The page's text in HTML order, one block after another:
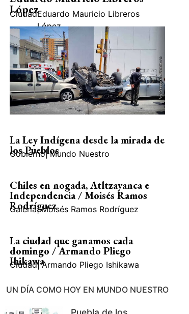
López
CiudadEduardo Mauricio Libreros
López
La Ley Indígena desde la mirada de
los Pueblos
Gobierno| Mundo Nuestro
Chiles en nogada, Atltzayanca e
Independencia / Moisés Ramos
Rodríguez
Galería| Moisés Ramos Rodríguez
La ciudad que ganamos cada
domingo / Armando Pliego
Ihikawa
Ciudad| Armando Pliego Ishikawa
UN DÍA COMO HOY EN MUNDO NUESTRO